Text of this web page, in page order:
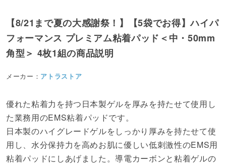
【8/21まで夏の大感謝祭！】【5袋でお得】ハイパ
フォーマンス プレミアム粘着パッド＜中・50mm
角型＞ 4枚1組の商品説明
メーカー： アトラストア
優れた粘着力を持つ日本製ゲルを厚みを持たせて使用し
た業務用のEMS粘着パッドです。
日本製のハイグレードゲルをしっかり厚みを持たせて使
用し、水分保持力を高めお肌に優しい低刺激性のEMS用
粘着パッドにしあげました。導電カーボンと粘着ゲルの